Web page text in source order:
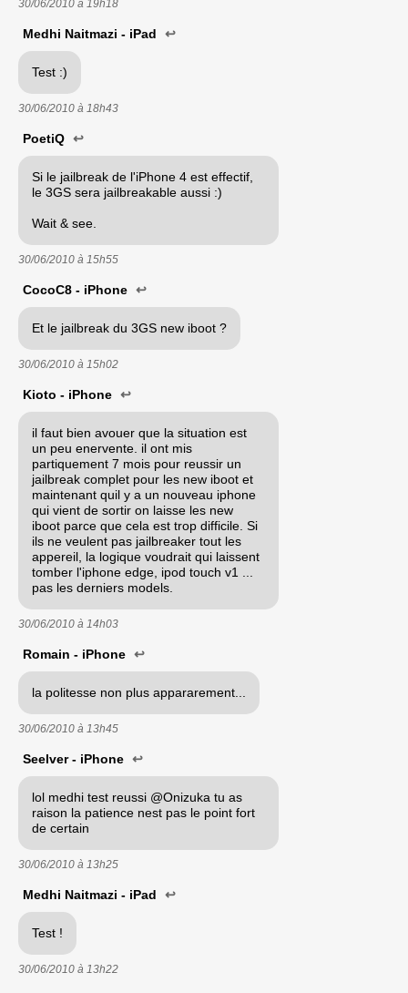
30/06/2010 à 19h18
Medhi Naitmazi - iPad ↩
Test :)
30/06/2010 à 18h43
PoetiQ ↩
Si le jailbreak de l'iPhone 4 est effectif,
le 3GS sera jailbreakable aussi :)
Wait & see.
30/06/2010 à 15h55
CocoC8 - iPhone ↩
Et le jailbreak du 3GS new iboot ?
30/06/2010 à 15h02
Kioto - iPhone ↩
il faut bien avouer que la situation est
un peu enervente. il ont mis
partiquement 7 mois pour reussir un
jailbreak complet pour les new iboot et
maintenant quil y a un nouveau iphone
qui vient de sortir on laisse les new
iboot parce que cela est trop difficile. Si
ils ne veulent pas jailbreaker tout les
appereil, la logique voudrait qui laissent
tomber l'iphone edge, ipod touch v1 ...
pas les derniers models.
30/06/2010 à 14h03
Romain - iPhone ↩
la politesse non plus appararement...
30/06/2010 à 13h45
Seelver - iPhone ↩
lol medhi test reussi @Onizuka tu as
raison la patience nest pas le point fort
de certain
30/06/2010 à 13h25
Medhi Naitmazi - iPad ↩
Test !
30/06/2010 à 13h22